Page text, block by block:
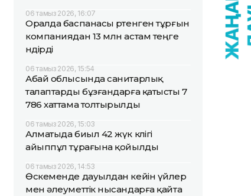
06 тамыз 2026, 16:07
Оралда баспанасы өртенген тұрғын
компаниядан 13 млн астам теңге
өндірді
06 тамыз 2026, 15:54
Абай облысында санитарлық
талаптарды бұзғандарға қатысты 7
786 хаттама толтырылды
06 тамыз 2026, 15:03
Алматыда биыл 42 жүк көлігі
айыппұл тұрағына қойылды
06 тамыз 2026, 14:53
Өскеменде дауылдан кейін үйлер
мен әлеуметтік нысандарға қайта